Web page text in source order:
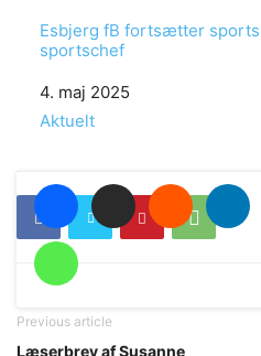
Esbjerg fB fortsætter
sportschef
Date
4. maj 2025
In relation to
Aktuelt
Previous article
Læserbrev af Susanne